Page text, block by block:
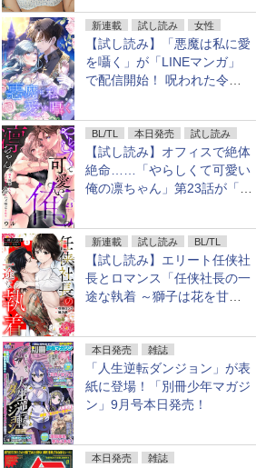
新連載 試し読み 女性
【試し読み】「悪魔は私に愛
を囁く」が「LINEマンガ」
で配信開始！ 呪われた令嬢×
BL/TL 本日発売 試し読み
【試し読み】オフィスで絶体
絶命……「やらしくて可愛い
俺の凛ちゃん」第23話が「コ
新連載 試し読み BL/TL
【試し読み】エリート任侠社
長とロマンス「任侠社長の一
途な執着 ～獅子は花を甘く
本日発売 雑誌
「人生逆転ダンジョン」が表
紙に登場！「別冊少年マガジ
ン」9月号本日発売！
本日発売 雑誌